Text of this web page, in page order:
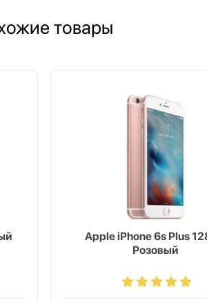
товары
Apple iPhone 6s Plus
Розовый